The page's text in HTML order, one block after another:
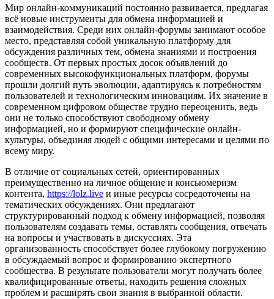
Мир онлайн-коммуникаций постоянно развивается, предлагая
всё новые инструменты для обмена информацией и
взаимодействия. Среди них онлайн-форумы занимают особое
место, представляя собой уникальную платформу для
обсуждения различных тем, обмена знаниями и построения
сообществ. От первых простых досок объявлений до
современных высокофункциональных платформ, форумы
прошли долгий путь эволюции, адаптируясь к потребностям
пользователей и технологическим инновациям. Их значение в
современном цифровом обществе трудно переоценить, ведь
они не только способствуют свободному обмену
информацией, но и формируют специфические онлайн-
культуры, объединяя людей с общими интересами и целями по
всему миру.
В отличие от социальных сетей, ориентированных
преимущественно на личное общение и консьюмеризм
контента, https://lolz.live и иные ресурсы сосредоточены на
тематических обсуждениях. Они предлагают
структурированный подход к обмену информацией, позволяя
пользователям создавать темы, оставлять сообщения, отвечать
на вопросы и участвовать в дискуссиях. Эта
организованность способствует более глубокому погружению
в обсуждаемый вопрос и формированию экспертного
сообщества. В результате пользователи могут получать более
квалифицированные ответы, находить решения сложных
проблем и расширять свои знания в выбранной области.